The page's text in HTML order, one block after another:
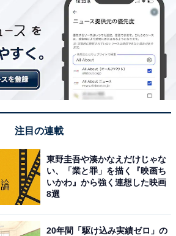
たのは「和歌山県」と「熊本
も上昇したのは「和歌山県」で、4.0
合順位も32位から26位に上げてい
」で3.5ポイント増、3位は「山形
でした。
注目の連載
東野圭吾や湊かなえだけじゃな
い、「業と罪」を描く『映画ち
いかわ』から強く連想した映画
8選
20年間「駆け込み実績ゼロ」の